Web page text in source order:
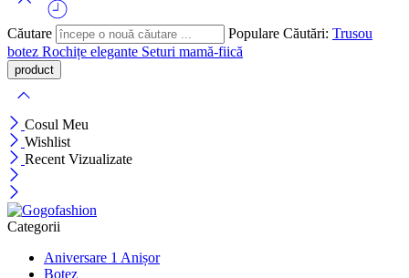
Căutare Populare Căutări: Trusou
botez Rochițe elegante Seturi mamă-fiică
Cosul Meu
Wishlist
Recent Vizualizate
Categorii
Aniversare 1 Anișor
Botez